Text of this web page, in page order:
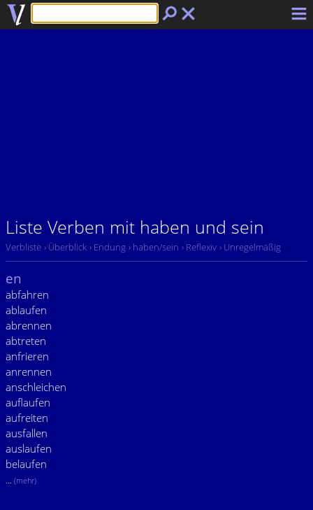
Liste Verben mit haben und sein
Verbliste › Überblick › Endung › haben/sein › Reflexiv › Unregelmäßig
en
abfahren
ablaufen
abrennen
abtreten
anfrieren
anrennen
anschleichen
auflaufen
aufreiten
ausfallen
auslaufen
belaufen
... (mehr)